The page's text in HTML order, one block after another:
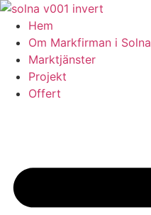
Skip
content
Hem
Om Markfirman i Solna
Marktjänster
Projekt
Offert